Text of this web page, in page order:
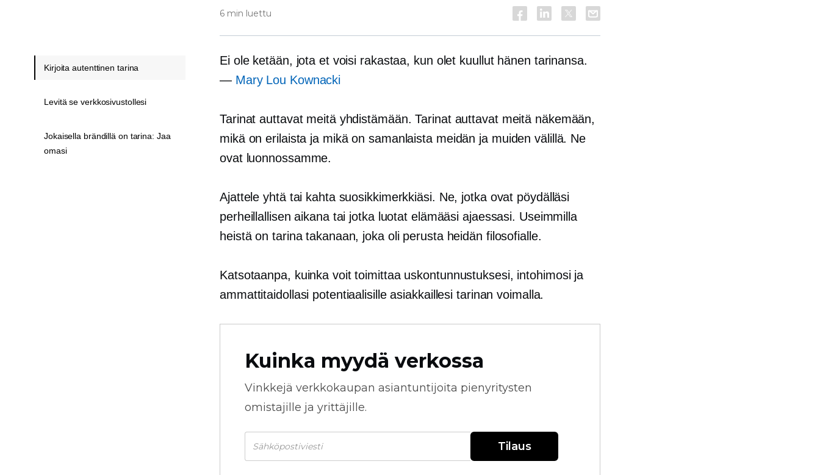
6 min luettu
Ei ole ketään, jota et voisi rakastaa, kun olet kuullut hänen tarinansa.
— Mary Lou Kownacki
Tarinat auttavat meitä yhdistämään. Tarinat auttavat meitä näkemään,
mikä on erilaista ja mikä on samanlaista meidän ja muiden välillä. Ne
ovat luonnossamme.
Ajattele yhtä tai kahta suosikkimerkkiäsi. Ne, jotka ovat pöydälläsi
perheillallisen aikana tai jotka luotat elämääsi ajaessasi. Useimmilla
heistä on tarina takanaan, joka oli perusta heidän filosofialle.
Katsotaanpa, kuinka voit toimittaa uskontunnustuksesi, intohimosi ja
ammattitaidollasi potentiaalisille asiakkaillesi tarinan voimalla.
Kuinka myydä verkossa
Vinkkejä verkkokaupan asiantuntijoita pienyritysten
omistajille ja yrittäjille.
Tilaus
Kirjoita autenttinen tarina
Levitä se verkkosivustollesi
Jokaisella brändillä on tarina: Jaa
omasi